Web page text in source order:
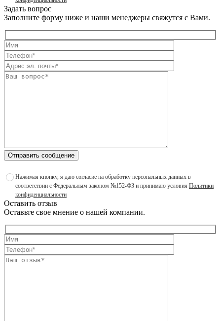
Задать вопрос
Заполните форму ниже и наши менеджеры свяжутся с Вами.
Отправить сообщение
Нажимая кнопку, я даю согласие на обработку персональных данных в
соответствии с Федеральным законом №152-ФЗ и принимаю условия Политики
конфиденциальности
Оставить отзыв
Оставьте свое мнение о нашей компании.